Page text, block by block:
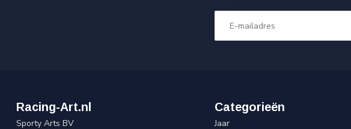
Racing-Art.nl
Sporty Arts BV
Categorieën
Jaar